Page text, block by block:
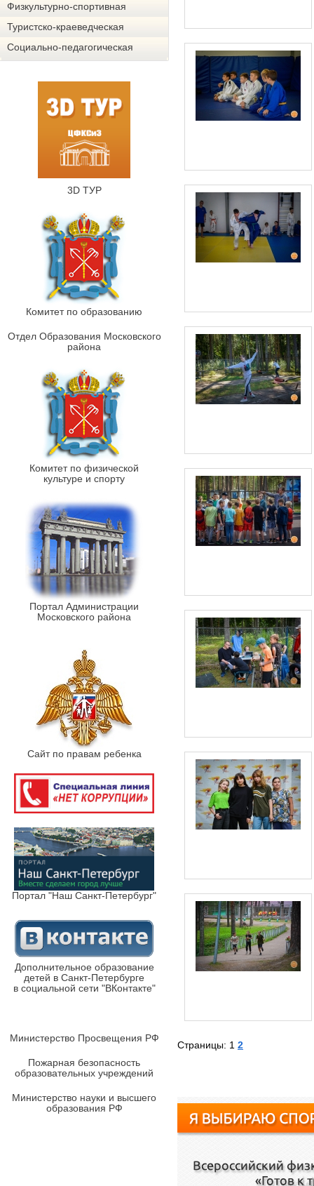
Физкультурно-спортивная
Туристско-краеведческая
Социально-педагогическая
3D ТУР
Комитет по образованию
Отдел Образования Московского
района
Комитет по физической
культуре и спорту
Портал Администрации
Московского района
Сайт по правам ребенка
Портал "Наш Санкт-Петербург"
Дополнительное образование
детей в Санкт-Петербурге
в социальной сети "ВКонтакте"
Министерство Просвещения РФ
Пожарная безопасность
образовательных учреждений
Министерство науки и высшего
образования РФ
Страницы: 1 2